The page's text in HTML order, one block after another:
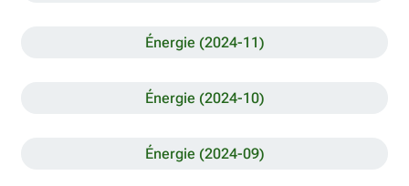
Énergie (2024-11)
Énergie (2024-10)
Énergie (2024-09)